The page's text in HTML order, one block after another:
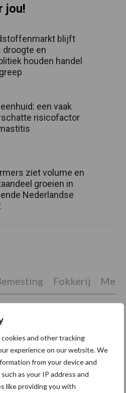
cookies and other tracking
experience on our website. We
from your device and
as your IP address and
like providing you with
jou!
blijft
droogte en
houden handel
een vaak
risicofactor
ziet volume en
groeien in
Nederlandse
Fokkerij
Fosfaatrechten